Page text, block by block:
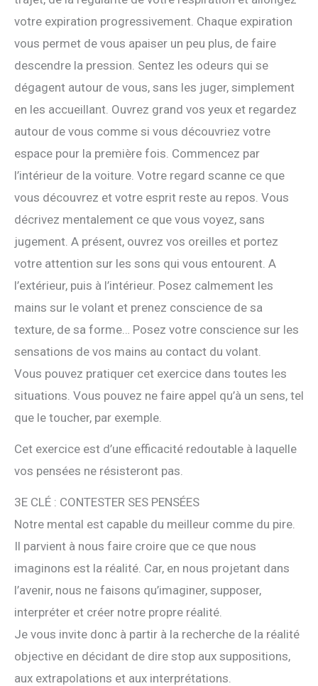
votre expiration progressivement. Chaque expiration
vous permet de vous apaiser un peu plus, de faire
descendre la pression. Sentez les odeurs qui se
dégagent autour de vous, sans les juger, simplement
en les accueillant. Ouvrez grand vos yeux et regardez
autour de vous comme si vous découvriez votre
espace pour la première fois. Commencez par
l’intérieur de la voiture. Votre regard scanne ce que
vous découvrez et votre esprit reste au repos. Vous
décrivez mentalement ce que vous voyez, sans
jugement. A présent, ouvrez vos oreilles et portez
votre attention sur les sons qui vous entourent. A
l’extérieur, puis à l’intérieur. Posez calmement les
mains sur le volant et prenez conscience de sa
texture, de sa forme… Posez votre conscience sur les
sensations de vos mains au contact du volant.
Vous pouvez pratiquer cet exercice dans toutes les
situations. Vous pouvez ne faire appel qu’à un sens, tel
que le toucher, par exemple.
Cet exercice est d’une efficacité redoutable à laquelle
vos pensées ne résisteront pas.
3E CLÉ : CONTESTER SES PENSÉES
Notre mental est capable du meilleur comme du pire.
Il parvient à nous faire croire que ce que nous
imaginons est la réalité. Car, en nous projetant dans
l’avenir, nous ne faisons qu’imaginer, supposer,
interpréter et créer notre propre réalité.
Je vous invite donc à partir à la recherche de la réalité
objective en décidant de dire stop aux suppositions,
aux extrapolations et aux interprétations.